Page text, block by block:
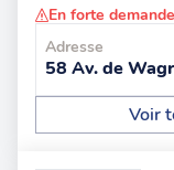
En forte demande
Adresse
58 Av. de
Voir